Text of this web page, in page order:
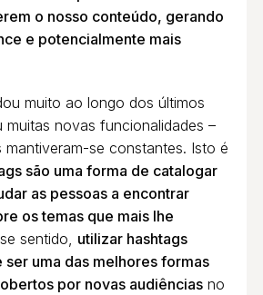
o nosso conteúdo, gerando
e potencialmente mais
muito ao longo dos últimos
muitas novas funcionalidades –
mantiveram-se constantes. Isto é
são uma forma de catalogar
as pessoas a encontrar
os temas que mais lhe
sentido, utilizar hashtags
uma das melhores formas
por novas audiênciasno